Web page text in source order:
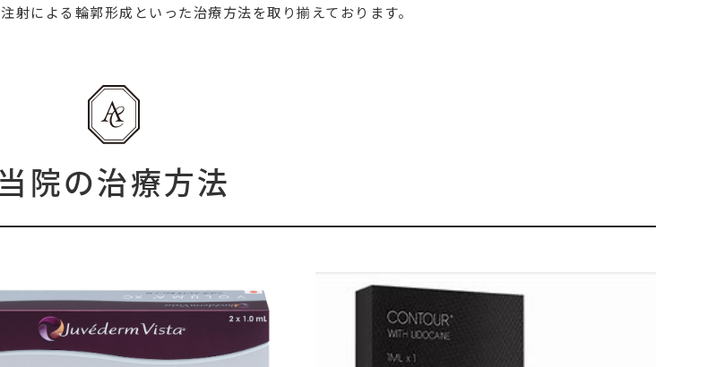
射による輪郭形成といった治療方法を取り揃えております。
当院の治療方法